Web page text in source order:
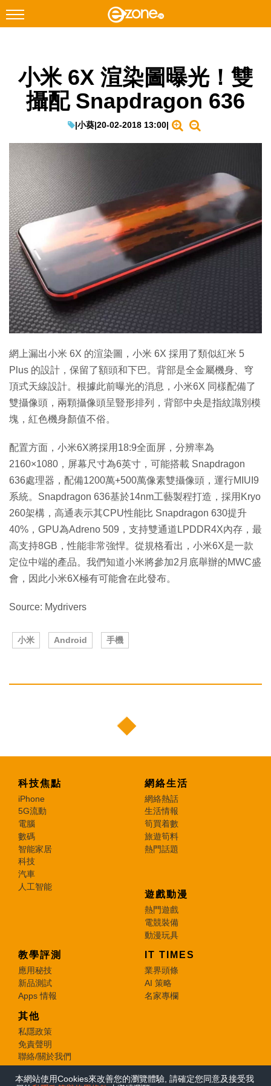
Facebook Instagram
科技焦點
遊戲動漫
教學評測
EduTech
IT Times
生成式AI與雲端應用
Enterprise Digital Transformation
特集
本網站使用Cookies來改善您的瀏覽體驗, 請確定您同意及接受我
小米 6X 渲染圖曝光！雙
攝配 Snapdragon 636
|小葵|20-02-2018 13:00|
網上漏出小米 6X 的渲染圖，小米 6X 採用了類似紅米 5
Plus 的設計，保留了額頭和下巴。背部是全金屬機身、穹
頂式天線設計。根據此前曝光的消息，小米6X 同樣配備了
雙攝像頭，兩顆攝像頭呈豎形排列，背部中央是指紋識別模
塊，紅色機身顏值不俗。
配置方面，小米6X將採用18:9全面屏，分辨率為
2160×1080，屏幕尺寸為6英寸，可能搭載 Snapdragon
636處理器，配備1200萬+500萬像素雙攝像頭，運行MIUI9
系統。Snapdragon 636基於14nm工藝製程打造，採用Kryo
260架構，高通表示其CPU性能比 Snapdragon 630提升
40%，GPU為Adreno 509，支持雙通道LPDDR4X內存，最
高支持8GB，性能非常強悍。從規格看出，小米6X是一款
定位中端的產品。我們知道小米將參加2月底舉辦的MWC盛
會，因此小米6X極有可能會在此發布。
Source: Mydrivers
小米 Android 手機
科技焦點
iPhone
5G流動
電腦
數碼
智能家居
科技
汽車
人工智能
網絡生活
網絡熱話
生活情報
筍買着數
旅遊筍料
熱門話題
遊戲動漫
熱門遊戲
電競裝備
動漫玩具
教學評測
應用秘技
新品測試
Apps 情報
IT TIMES
業界頭條
AI 策略
名家專欄
其他
私隱政策
免責聲明
聯絡/關於我們
© 2026 e-zone. All Rights Reserved.